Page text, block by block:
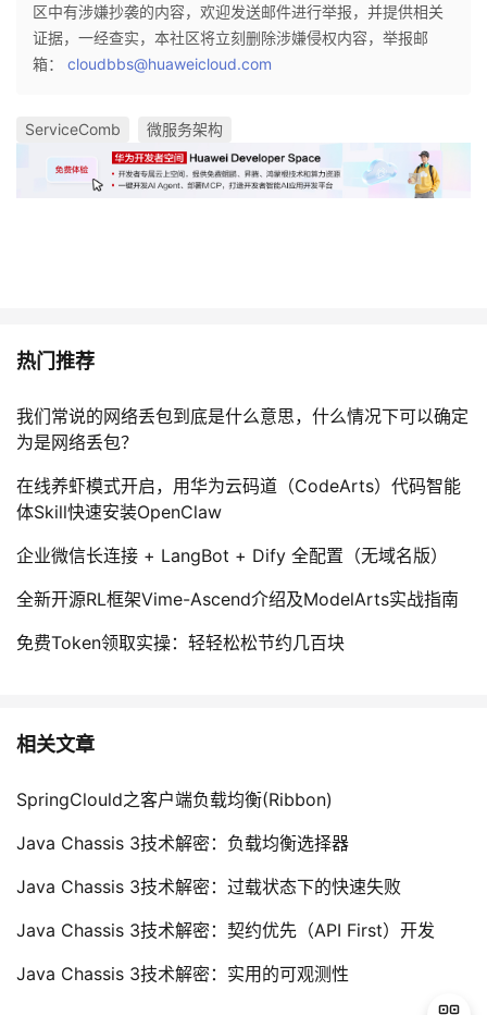
区中有涉嫌抄袭的内容，欢迎发送邮件进行举报，并提供相关
证据，一经查实，本社区将立刻删除涉嫌侵权内容，举报邮
箱： cloudbbs@huaweicloud.com
ServiceComb 微服务架构
热门推荐
我们常说的网络丢包到底是什么意思，什么情况下可以确定
为是网络丢包？
在线养虾模式开启，用华为云码道（CodeArts）代码智能
体Skill快速安装OpenClaw
企业微信长连接 + LangBot + Dify 全配置（无域名版）
全新开源RL框架Vime-Ascend介绍及ModelArts实战指南
免费Token领取实操：轻轻松松节约几百块
相关文章
SpringClould之客户端负载均衡(Ribbon)
Java Chassis 3技术解密：负载均衡选择器
Java Chassis 3技术解密：过载状态下的快速失败
Java Chassis 3技术解密：契约优先（API First）开发
Java Chassis 3技术解密：实用的可观测性